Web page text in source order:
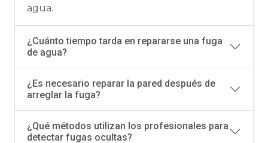
agua.
¿Cuánto tiempo tarda en repararse una fuga
de agua?
¿Es necesario reparar la pared después de
arreglar la fuga?
¿Qué métodos utilizan los profesionales para
detectar fugas ocultas?